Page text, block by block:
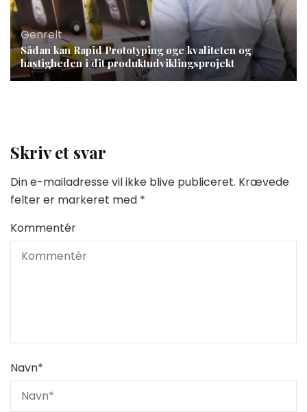
Genrelt
Sådan kan Rapid Prototyping øge kvaliteten og
hastigheden i dit produktudviklingsprojekt
Skriv et svar
Din e-mailadresse vil ikke blive publiceret. Krævede
felter er markeret med *
Kommentér
Navn*